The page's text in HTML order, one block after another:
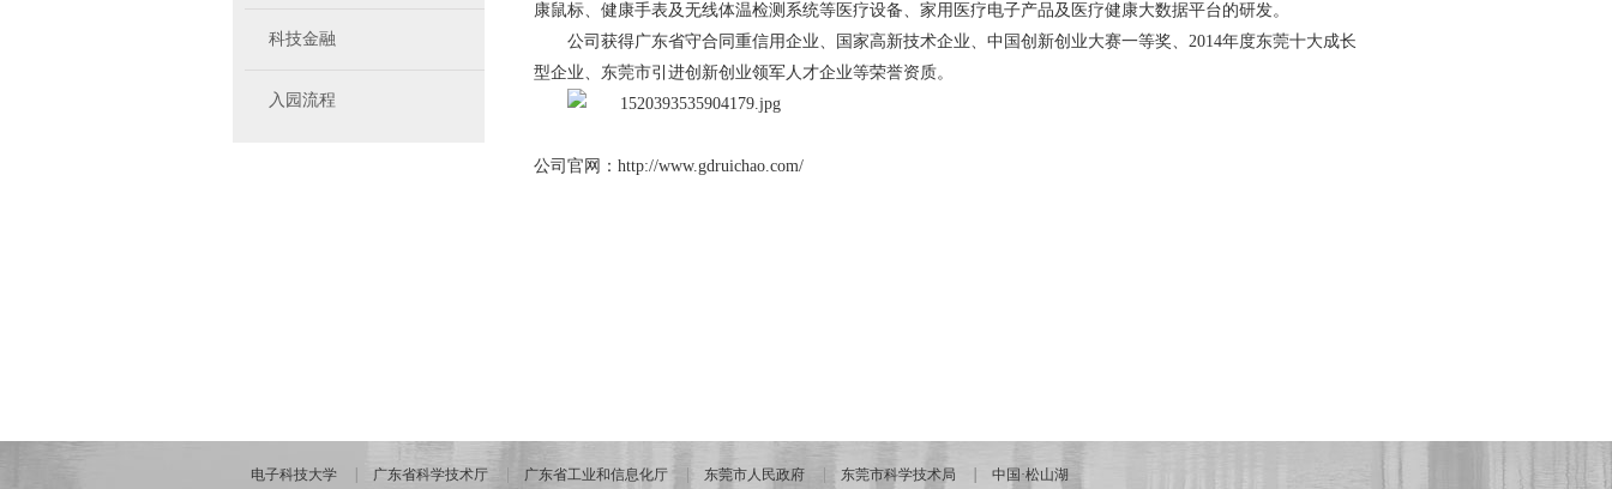
科技金融
入园流程
康鼠标、健康手表及无线体温检测系统等医疗设备、家用医疗电子产品及医疗健康大数据平台的研发。
公司获得广东省守合同重信用企业、国家高新技术企业、中国创新创业大赛一等奖、2014年度东莞十大成长
型企业、东莞市引进创新创业领军人才企业等荣誉资质。
公司官网： http://www.gdruichao.com/
电子科技大学 广东省科学技术厅 广东省工业和信息化厅 东莞市人民政府 东莞市科学技术局 中国·松山湖